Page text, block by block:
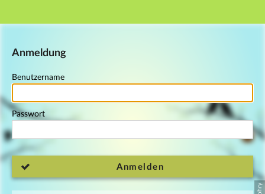
Hauptnavigation
Anmeldung
Benutzername
Passwort
Anmelden